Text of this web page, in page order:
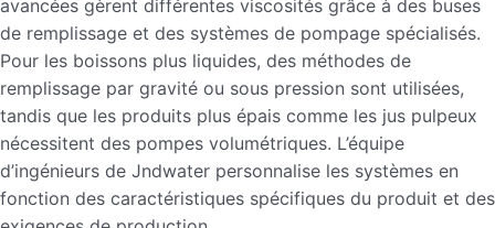
avancées gèrent différentes viscosités grâce à des buses
de remplissage et des systèmes de pompage spécialisés.
Pour les boissons plus liquides, des méthodes de
remplissage par gravité ou sous pression sont utilisées,
tandis que les produits plus épais comme les jus pulpeux
nécessitent des pompes volumétriques. L’équipe
d’ingénieurs de Jndwater personnalise les systèmes en
fonction des caractéristiques spécifiques du produit et des